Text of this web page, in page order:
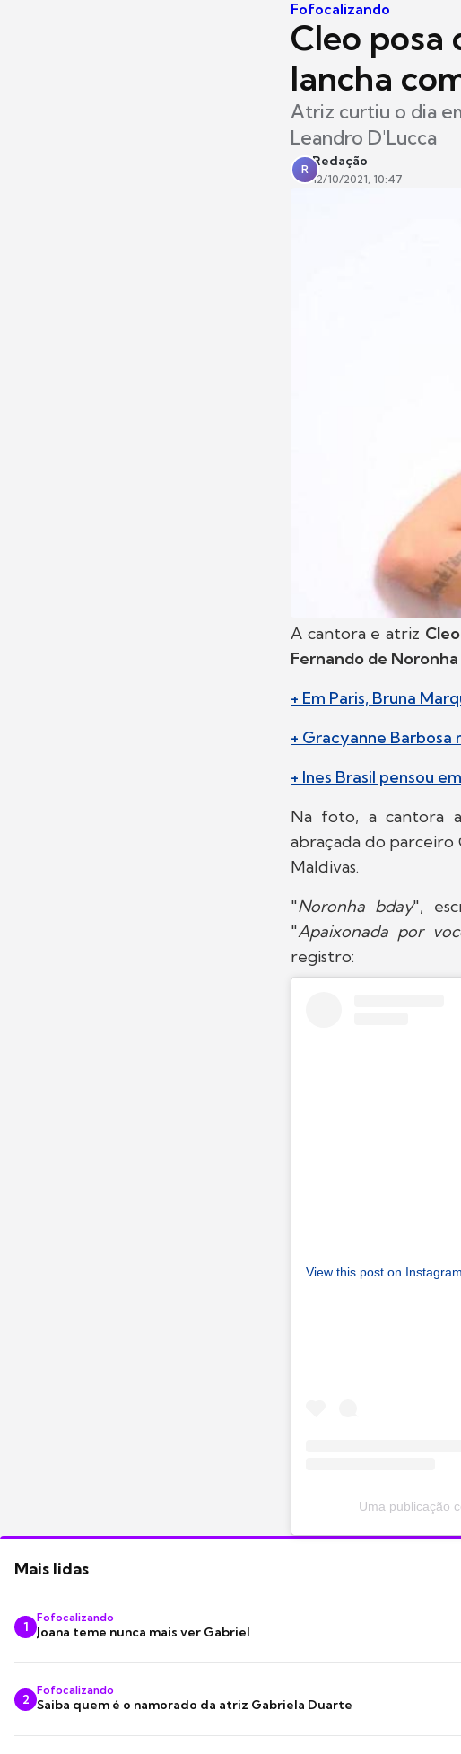
Fofocalizando
Cleo posa
lancha
Atriz curtiu o dia
Leandro D'Lucca
R
Redação
12/10/2021, 10:47
A cantora e atriz Cleo
Fernando de Noronha
+ Em Paris, Bruna
+ Gracyanne
+ Ines Brasil pensou
Na foto, a cantora
abraçada do parceiro
Maldivas.
"Noronha bday",
"Apaixonada por
registro:
View this post on Instagram
Uma publicação
Mais lidas
1
Fofocalizando
Joana teme nunca mais ver Gabriel
2
Fofocalizando
Saiba quem é o namorado da atriz Gabriela Duarte